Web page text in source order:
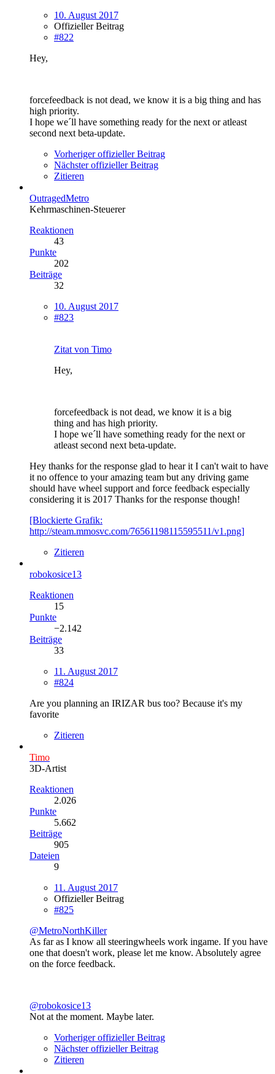
10. August 2017
Offizieller Beitrag
#822
Hey,
forcefeedback is not dead, we know it is a big thing and has
high priority.
I hope we´ll have something ready for the next or atleast
second next beta-update.
Vorheriger offizieller Beitrag
Nächster offizieller Beitrag
Zitieren
OutragedMetro
Kehrmaschinen-Steuerer
Reaktionen
43
Punkte
202
Beiträge
32
10. August 2017
#823
Zitat von Timo
Hey,
forcefeedback is not dead, we know it is a big
thing and has high priority.
I hope we´ll have something ready for the next or
atleast second next beta-update.
Hey thanks for the response glad to hear it I can't wait to have
it no offence to your amazing team but any driving game
should have wheel support and force feedback especially
considering it is 2017 Thanks for the response though!
[Blockierte Grafik:
http://steam.mmosvc.com/76561198115595511/v1.png]
Zitieren
robokosice13
Reaktionen
15
Punkte
−2.142
Beiträge
33
11. August 2017
#824
Are you planning an IRIZAR bus too? Because it's my
favorite
Zitieren
Timo
3D-Artist
Reaktionen
2.026
Punkte
5.662
Beiträge
905
Dateien
9
11. August 2017
Offizieller Beitrag
#825
@MetroNorthKiller
As far as I know all steeringwheels work ingame. If you have
one that doesn't work, please let me know. Absolutely agree
on the force feedback.
@robokosice13
Not at the moment. Maybe later.
Vorheriger offizieller Beitrag
Nächster offizieller Beitrag
Zitieren